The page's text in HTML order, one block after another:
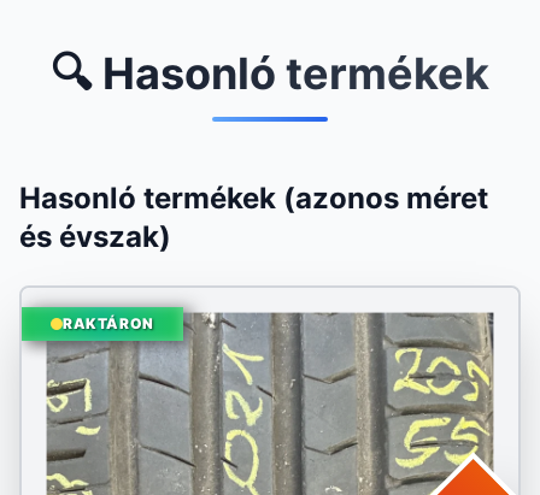
🔍 Hasonló termékek
Hasonló termékek (azonos méret
és évszak)
RAKTÁRON